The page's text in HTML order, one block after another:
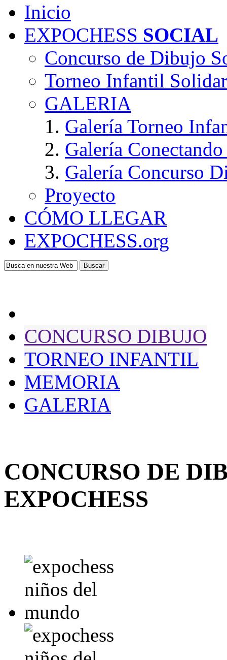
Inicio
EXPOCHESS SOCIAL
Concurso de Dibujo
Torneo Infantil
GALERIA
Galería Torneo
Galería
Galería Concurso
Proyecto
CÓMO LLEGAR
EXPOCHESS.org
CONCURSO DIBUJO
TORNEO INFANTIL
MEMORIA
GALERIA
CONCURSO DE
EXPOCHESS